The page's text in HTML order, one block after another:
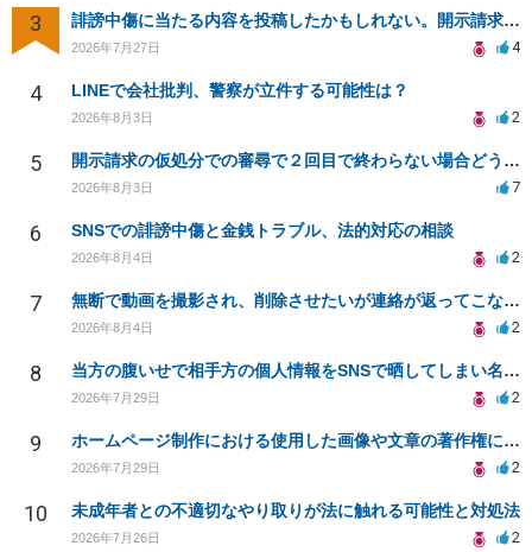
3 誹謗中傷に当たる内容を投稿したかもしれない。開示請求や民事刑事裁判に発展しうるのか教えて欲しい。
2026年7月27日 4
4 LINEで会社批判、警察が立件する可能性は？
2026年8月3日 2
5 開示請求の仮処分での審尋で２回目で終わらない場合どうしたらいいですか
2026年8月3日 7
6 SNSでの誹謗中傷と金銭トラブル、法的対応の相談
2026年8月4日 2
7 無断で動画を撮影され、削除させたいが連絡が返ってこない。
2026年8月4日 2
8 当方の腹いせで相手方の個人情報をSNSで晒してしまい名誉毀損させてしまったかもしれない
2026年7月29日 2
9 ホームページ制作における使用した画像や文章の著作権について
2026年7月29日 2
10 未成年者との不適切なやり取りが法に触れる可能性と対処法
2026年7月26日 2